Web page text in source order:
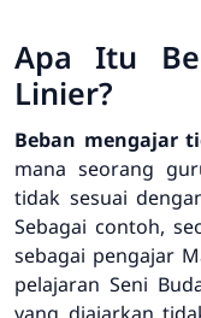
Apa Itu
Linier?
Beban mengajar
mana seorang
tidak sesuai
Sebagai contoh,
sebagai pengajar
pelajaran Seni